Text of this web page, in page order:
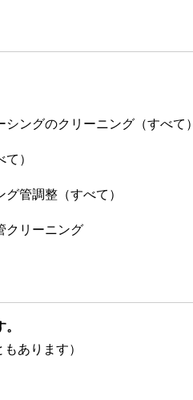
ングのクリーニング（すべて）
）
管調整（すべて）
クリーニング
あります）